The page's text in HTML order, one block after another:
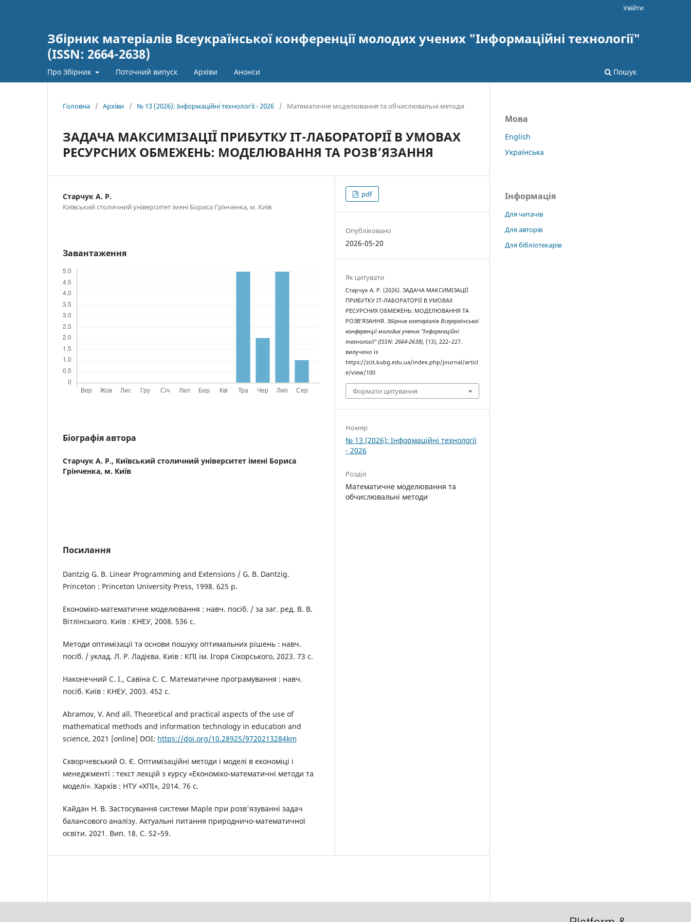
Збірник матеріалів Всеукраїнської конференції молодих учених "Інформаційні технології"
(ISSN: 2664-2638)
Про Збірник Поточний випуск Архіви Анонси Пошук
Увійти
Головна / Архіви / № 13 (2026): Інформаційні технології - 2026 / Математичне моделювання та обчислювальні методи
ЗАДАЧА МАКСИМІЗАЦІЇ ПРИБУТКУ ІТ-ЛАБОРАТОРІЇ В УМОВАХ
РЕСУРСНИХ ОБМЕЖЕНЬ: МОДЕЛЮВАННЯ ТА РОЗВ’ЯЗАННЯ
Старчук А. Р.
Київський столичний університет імені Бориса Грінченка, м. Київ
Завантаження
Біографія автора
Старчук А. Р., Київський столичний університет імені Бориса
Грінченка, м. Київ
Посилання
Dantzig G. B. Linear Programming and Extensions / G. B. Dantzig.
Princeton : Princeton University Press, 1998. 625 p.
Економіко-математичне моделювання : навч. посіб. / за заг. ред. В. В.
Вітлінського. Київ : КНЕУ, 2008. 536 с.
Методи оптимізації та основи пошуку оптимальних рішень : навч.
посіб. / уклад. Л. Р. Ладієва. Київ : КПІ ім. Ігоря Сікорського, 2023. 73 с.
Наконечний С. І., Савіна С. С. Математичне програмування : навч.
посіб. Київ : КНЕУ, 2003. 452 с.
Abramov, V. And all. Theoretical and practical aspects of the use of
mathematical methods and information technology in education and
science, 2021 [online] DOI: https://doi.org/10.28925/9720213284km
Скворчевський О. Є. Оптимізаційні методи і моделі в економіці і
менеджменті : текст лекцій з курсу «Економіко-математичні методи та
моделі». Харків : НТУ «ХПІ», 2014. 76 с.
Кайдан Н. В. Застосування системи Maple при розв'язуванні задач
балансового аналізу. Актуальні питання природничо-математичної
освіти. 2021. Вип. 18. С. 52–59.
pdf
Опубліковано
2026-05-20
Як цитувати
Старчук А. Р. (2026). ЗАДАЧА МАКСИМІЗАЦІЇ
ПРИБУТКУ ІТ-ЛАБОРАТОРІЇ В УМОВАХ
РЕСУРСНИХ ОБМЕЖЕНЬ: МОДЕЛЮВАННЯ ТА
РОЗВ’ЯЗАННЯ.Збірник матеріалів Всеукраїнської
конференції молодих учених "Інформаційні
технології" (ISSN: 2664-2638), (13), 222–227.
вилучено із
https://zcit.kubg.edu.ua/index.php/journal/articl
e/view/100
Формати цитування
Номер
№ 13 (2026): Інформаційні технології
- 2026
Розділ
Математичне моделювання та
обчислювальні методи
Мова
English
Українська
Інформація
Для читачів
Для авторів
Для бібліотекарів